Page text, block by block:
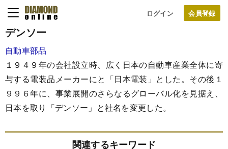
ログイン
デンソー
自動車部品
１９４９年の会社設立時、広く日本の自動車産業全体に寄
与する電装品メーカーにと「日本電装」とした。その後１
９９６年に、事業展開のさらなるグローバル化を見据え、
日本を取り「デンソー」と社名を変更した。
関連するキーワード